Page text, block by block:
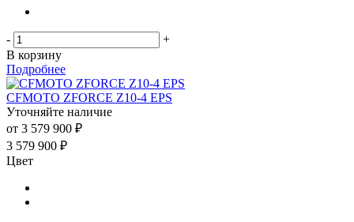
-
+
В корзину
Подробнее
CFMOTO ZFORCE Z10-4 EPS
Уточняйте наличие
от 3 579 900 ₽
3 579 900 ₽
Цвет